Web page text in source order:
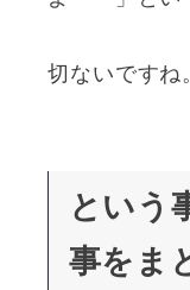
切ないですね
という
事をま